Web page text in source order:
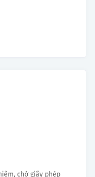
chờ giấy phép